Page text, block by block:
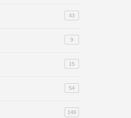
43
9
15
54
149